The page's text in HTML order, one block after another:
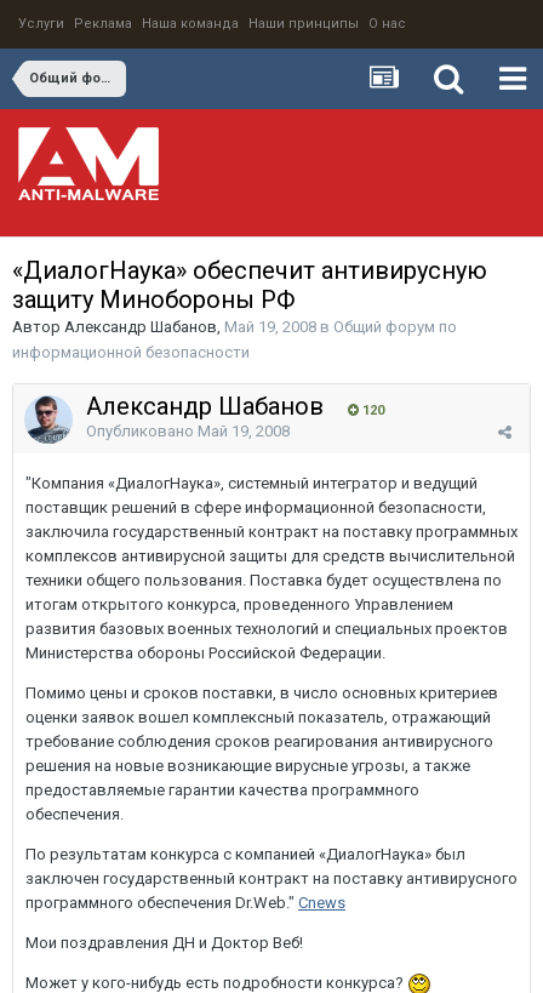
Услуги Реклама Наша команда Наши принципы О нас
Общий форум по информационной безопасности
«ДиалогНаука» обеспечит антивирусную
защиту Минобороны РФ
Автор Александр Шабанов, Май 19, 2008 в Общий форум по
информационной безопасности
Александр Шабанов 120
Опубликовано Май 19, 2008
"Компания «ДиалогНаука», системный интегратор и ведущий
поставщик решений в сфере информационной безопасности,
заключила государственный контракт на поставку программных
комплексов антивирусной защиты для средств вычислительной
техники общего пользования. Поставка будет осуществлена по
итогам открытого конкурса, проведенного Управлением
развития базовых военных технологий и специальных проектов
Министерства обороны Российской Федерации.
Помимо цены и сроков поставки, в число основных критериев
оценки заявок вошел комплексный показатель, отражающий
требование соблюдения сроков реагирования антивирусного
решения на новые возникающие вирусные угрозы, а также
предоставляемые гарантии качества программного
обеспечения.
По результатам конкурса с компанией «ДиалогНаука» был
заключен государственный контракт на поставку антивирусного
программного обеспечения Dr.Web." Cnews
Мои поздравления ДН и Доктор Веб!
Может у кого-нибудь есть подробности конкурса?